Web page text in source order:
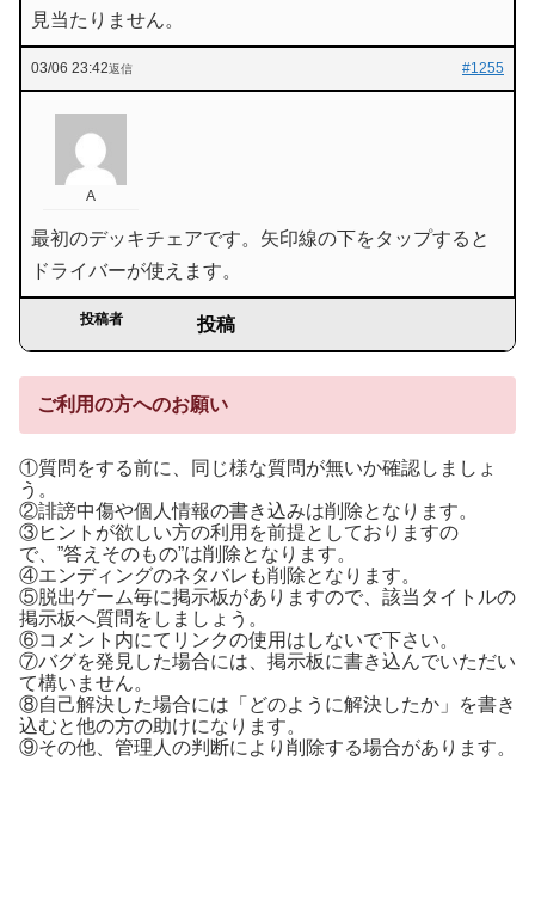
見当たりません。
03/06 23:42 #1255
返信
A
最初のデッキチェアです。矢印線の下をタップすると
ドライバーが使えます。
投稿者 投稿
ご利用の方へのお願い
①質問をする前に、同じ様な質問が無いか確認しましょ
う。
②誹謗中傷や個人情報の書き込みは削除となります。
③ヒントが欲しい方の利用を前提としておりますの
で、”答えそのもの”は削除となります。
④エンディングのネタバレも削除となります。
⑤脱出ゲーム毎に掲示板がありますので、該当タイトルの
掲示板へ質問をしましょう。
⑥コメント内にてリンクの使用はしないで下さい。
⑦バグを発見した場合には、掲示板に書き込んでいただい
て構いません。
⑧自己解決した場合には「どのように解決したか」を書き
込むと他の方の助けになります。
⑨その他、管理人の判断により削除する場合があります。